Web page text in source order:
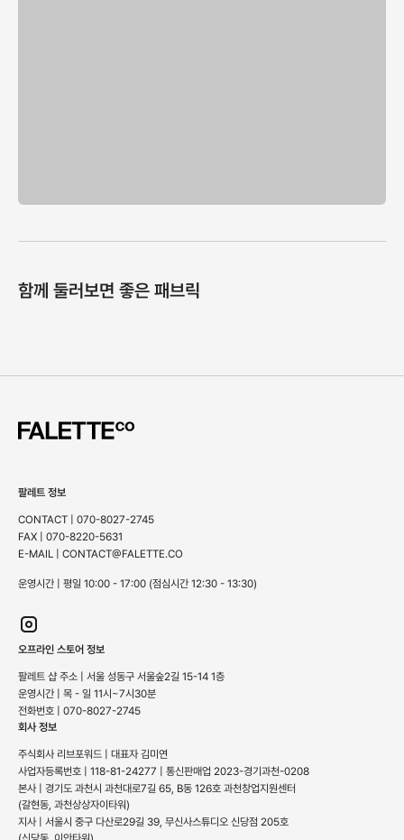
함께 둘러보면 좋은 패브릭
팔레트 정보
CONTACT | 070-8027-2745
FAX | 070-8220-5631
E-MAIL | CONTACT@FALETTE.CO
운영시간 | 평일 10:00 - 17:00 (점심시간 12:30 - 13:30)
오프라인 스토어 정보
팔레트 샵 주소 | 서울 성동구 서울숲2길 15-14 1층
운영시간 | 목 - 일 11시~7시30분
전화번호 | 070-8027-2745
회사 정보
주식회사 리브포워드 | 대표자 김미연
사업자등록번호 | 118-81-24277 | 통신판매업 2023-경기과천-0208
본사 | 경기도 과천시 과천대로7길 65, B동 126호 과천창업지원센터
(갈현동, 과천상상자이타워)
지사 | 서울시 중구 다산로29길 39, 무신사스튜디오 신당점 205호